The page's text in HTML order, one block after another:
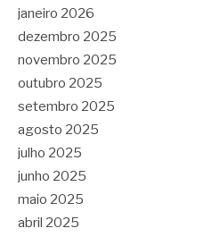
janeiro 2026
dezembro 2025
novembro 2025
outubro 2025
setembro 2025
agosto 2025
julho 2025
junho 2025
maio 2025
abril 2025